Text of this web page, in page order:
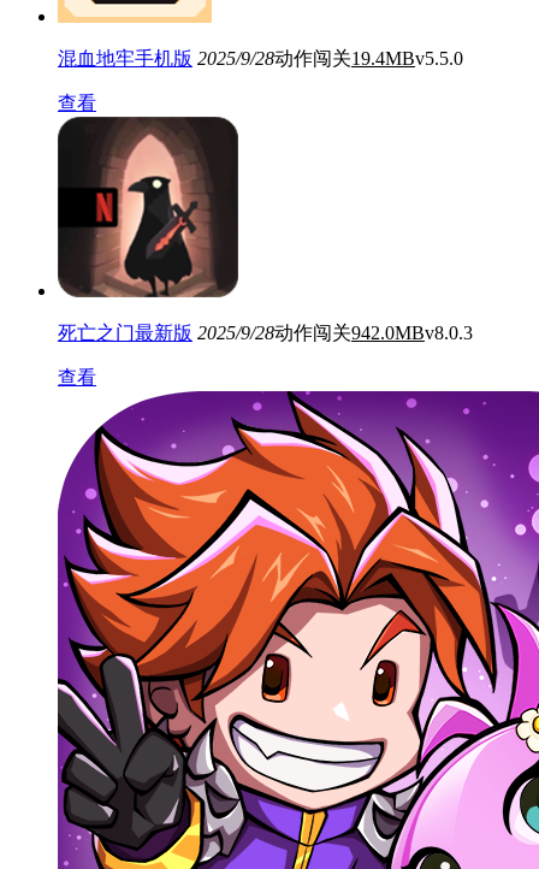
混血地牢手机版 2025/9/28动作闯关19.4MBv5.5.0
查看
死亡之门最新版 2025/9/28动作闯关942.0MBv8.0.3
查看